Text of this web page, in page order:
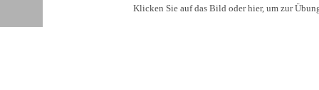
Klicken Sie auf das Bild oder hier, um zur